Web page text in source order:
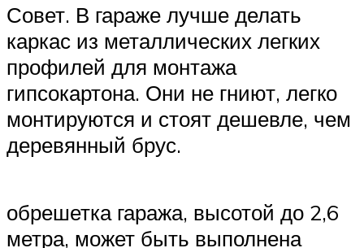
Совет. В гараже лучше делать
каркас из металлических легких
профилей для монтажа
гипсокартона. Они не гниют, легко
монтируются и стоят дешевле, чем
деревянный брус.
обрешетка гаража, высотой до 2,6
метра, может быть выполнена